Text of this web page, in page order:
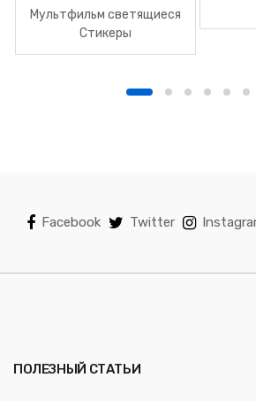
Мультфильм светящиеся
Стикеры
Facebook Twitter
ПОЛЕЗНЫЙ СТАТЬИ